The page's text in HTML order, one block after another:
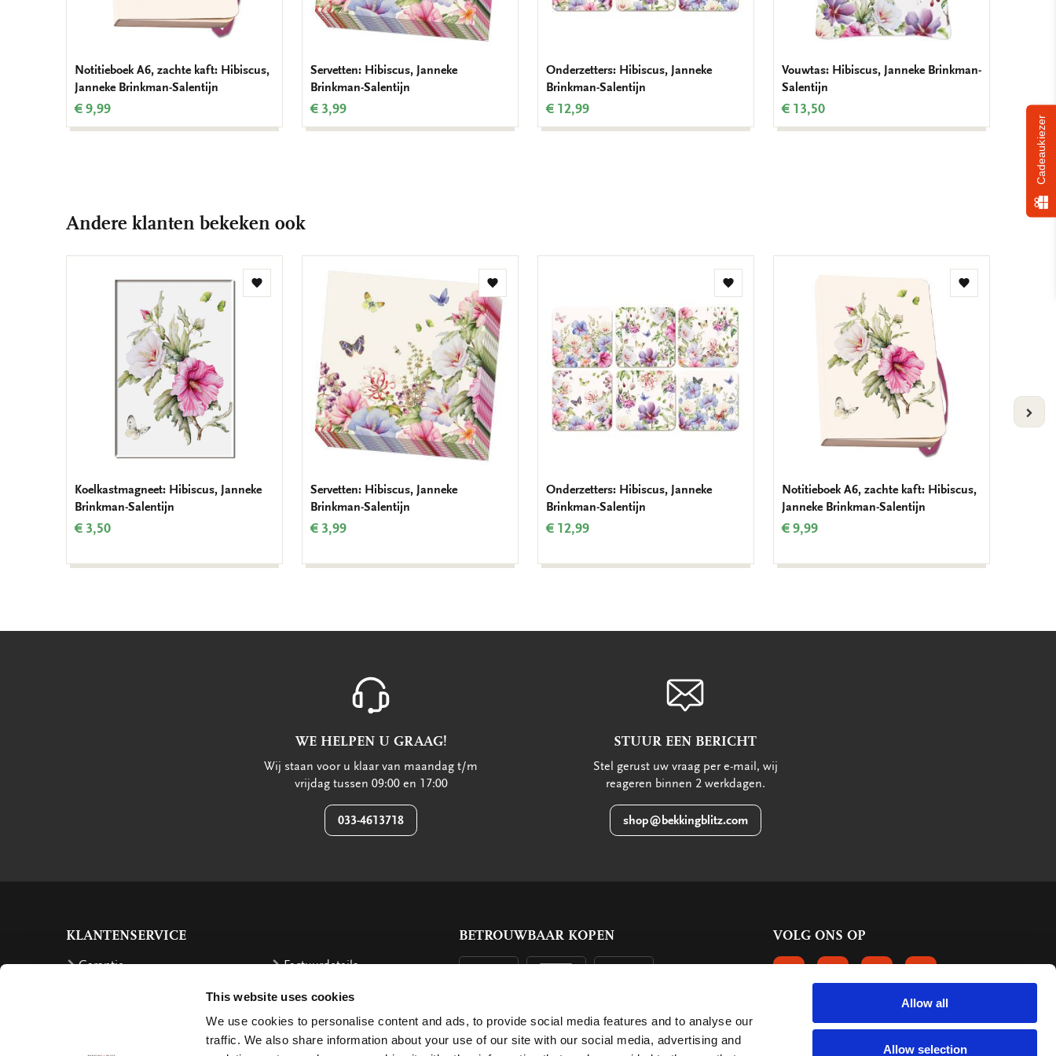
This website uses cookies
We use cookies to personalise content and ads, to provide social media features and to analyse our
traffic. We also share information about your use of our site with our social media, advertising and
Allow all
Allow selection
Notitieboek A6, zachte kaft: Hibiscus,
Janneke Brinkman-Salentijn
€ 9,99
Servetten: Hibiscus, Janneke
Brinkman-Salentijn
€ 3,99
Onderzetters: Hibiscus, Janneke
Brinkman-Salentijn
€ 12,99
Vouwtas: Hibiscus, Janneke Brinkman-
Salentijn
€ 13,50 € 7,99
Andere klanten bekeken ook
Toevoegen
Koelkastmagneet: Hibiscus, Janneke
Brinkman-Salentijn
€ 3,50
Toevoegen
aan
verlanglijst
Servetten: Hibiscus, Janneke
Brinkman-Salentijn
€ 3,99
Toevoegen
aan
verlanglijst
Onderzetters: Hibiscus, Janneke
Brinkman-Salentijn
€ 12,99
Toevoegen
Notitieboek A6, zachte kaft: Hibiscus,
Janneke Brinkman-Salentijn
€ 9,99
WE HELPEN U GRAAG!
Wij staan voor u klaar van maandag t/m
vrijdag tussen 09:00 en 17:00
033-4613718
STUUR EEN BERICHT
Stel gerust uw vraag per e-mail, wij
reageren binnen 2 werkdagen.
shop@bekkingblitz.com
KLANTENSERVICE
Garantie
Factuurdetails
Terugbetaling
Klachten
Annuleren
BETROUWBAAR KOPEN VOLG ONS OP
VOLGS ONS OP FACEBOOK
VOLG ONS OP INSTAGRAM
VOLG ONS OP LINKEDIN
VOLG ONS OP
KLANTBEOORDELINGEN
Cadeaukiezer